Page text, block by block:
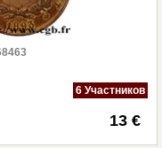
6 Участников
13 €